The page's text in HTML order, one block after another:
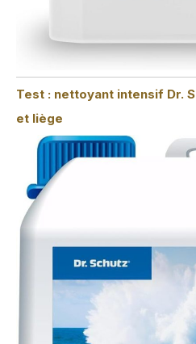
Test : nettoyant intensif Dr.
et liège